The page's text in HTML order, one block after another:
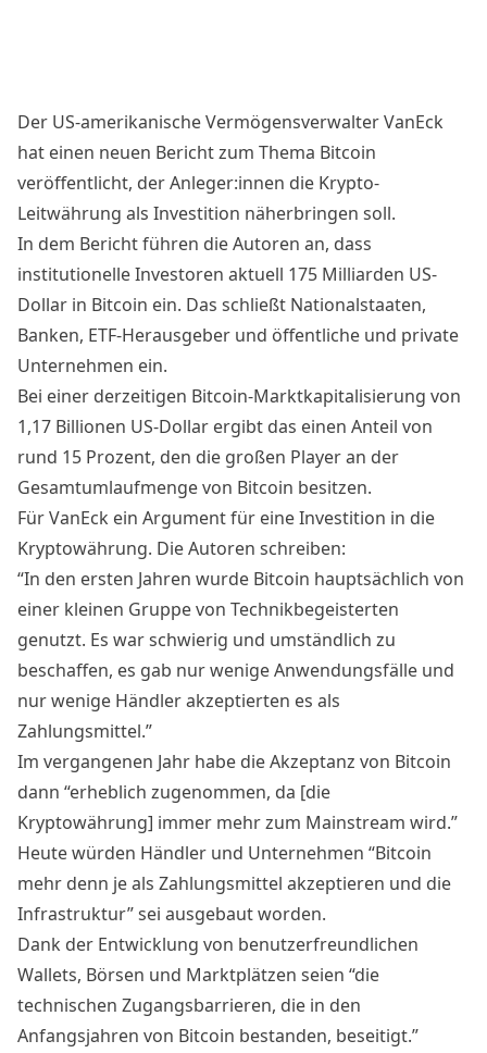
Der US-amerikanische Vermögensverwalter VanEck
hat einen neuen Berichtzum Thema Bitcoin
veröffentlicht, der Anleger:innen die Krypto-
Leitwährung als Investition näherbringen soll.
In dem Bericht führen die Autoren an, dass
institutionelle Investoren aktuell 175 Milliarden US-
Dollar in Bitcoin ein. Das schließt Nationalstaaten,
Banken, ETF-Herausgeber und öffentliche und private
Unternehmen ein.
Bei einer derzeitigen Bitcoin-Marktkapitalisierung von
1,17 Billionen US-Dollar ergibt das einen Anteil von
rund 15 Prozent, den die großen Player an der
Gesamtumlaufmenge von Bitcoin besitzen.
Für VanEck ein Argument für eine Investition in die
Kryptowährung. Die Autoren schreiben:
“In den ersten Jahren wurde Bitcoin hauptsächlich von
einer kleinen Gruppe von Technikbegeisterten
genutzt. Es war schwierig und umständlich zu
beschaffen, es gab nur wenige Anwendungsfälle und
nur wenige Händler akzeptierten es als
Zahlungsmittel.”
Im vergangenen Jahr habe die Akzeptanz von Bitcoin
dann “erheblich zugenommen, da [die
Kryptowährung] immer mehr zum Mainstream wird.”
Heute würden Händler und Unternehmen “Bitcoin
mehr denn je als Zahlungsmittel akzeptieren und die
Infrastruktur” sei ausgebaut worden.
Dank der Entwicklung von benutzerfreundlichen
Wallets, Börsen und Marktplätzen seien “die
technischen Zugangsbarrieren, die in den
Anfangsjahren von Bitcoin bestanden, beseitigt.”